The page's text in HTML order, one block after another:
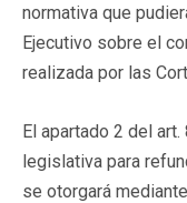
normativa que
Ejecutivo sobre el
realizada por las
El apartado 2 del
legislativa para
se otorgará